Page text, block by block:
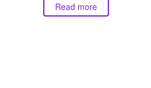
Read more